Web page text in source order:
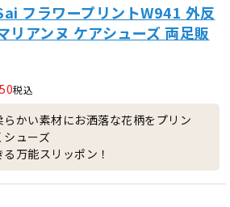
フラワープリントW941 外反
リアンヌ ケアシューズ 両足販
税込
かい素材にお洒落な花柄をプリン
シューズ
万能スリッポン！